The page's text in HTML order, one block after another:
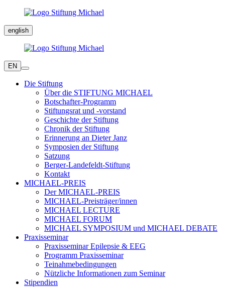
english
EN
Die Stiftung
Über die STIFTUNG MICHAEL
Botschafter-Programm
Stiftungsrat und -vorstand
Geschichte der Stiftung
Chronik der Stiftung
Erinnerung an Dieter Janz
Symposien der Stiftung
Satzung
Berger-Landefeldt-Stiftung
Kontakt
MICHAEL-PREIS
Der MICHAEL-PREIS
MICHAEL-Preisträger/innen
MICHAEL LECTURE
MICHAEL FORUM
MICHAEL SYMPOSIUM und MICHAEL DEBATE
Praxisseminar
Praxisseminar Epilepsie & EEG
Programm Praxisseminar
Teinahmebedingungen
Nützliche Informationen zum Seminar
Stipendien